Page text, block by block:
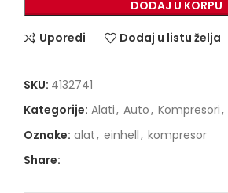
DODAJ U KORPU
Uporedi Dodaj u listu želja
SKU: 4132741
Kategorije: Alati, Auto, Kompresori,
Oznake: alat, einhell, kompresor
Share: